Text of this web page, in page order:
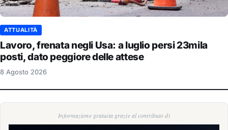
ATTUALITÀ
Lavoro, frenata negli Usa: a luglio persi 23mila
posti, dato peggiore delle attese
8 Agosto 2026
Informazione gratuita grazie al contributo di